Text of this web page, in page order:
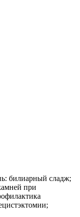
билиарный сладж;
при